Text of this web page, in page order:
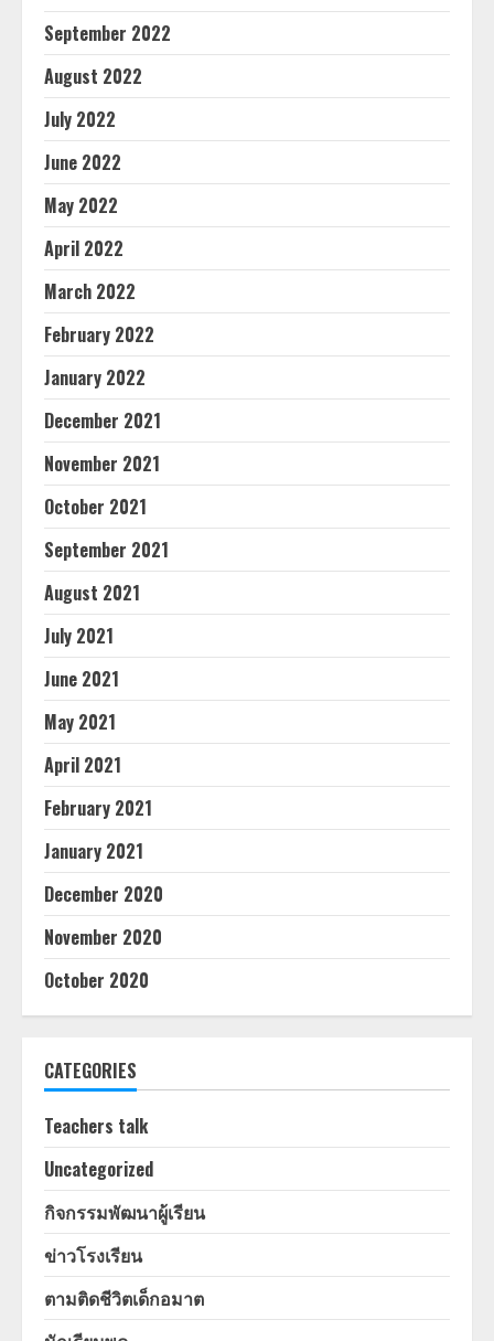
September 2022
August 2022
July 2022
June 2022
May 2022
April 2022
March 2022
February 2022
January 2022
December 2021
November 2021
October 2021
September 2021
August 2021
July 2021
June 2021
May 2021
April 2021
February 2021
January 2021
December 2020
November 2020
October 2020
CATEGORIES
Teachers talk
Uncategorized
กิจกรรมพัฒนาผู้เรียน
ข่าวโรงเรียน
ตามติดชีวิตเด็กอมาต